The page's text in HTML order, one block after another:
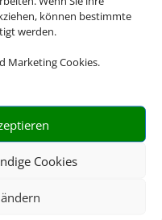
können bestimmte
werden.
Marketing Cookies.
Cookies